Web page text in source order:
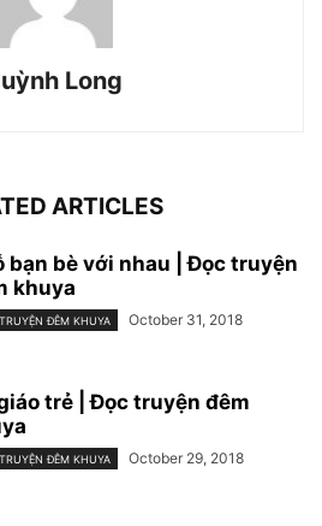
Long
ARTICLES
bạn bè với nhau | Đọc truyện
khuya
ĐÊM KHUYA October 31, 2018
trẻ | Đọc truyện đêm
ĐÊM KHUYA October 29, 2018